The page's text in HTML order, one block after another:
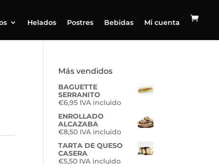
Helados Postres Bebidas Mi cuenta
Más vendidos
BAGUETTE
SERRANITO
€6,95 IVA incluido
ENROLLADO
ALCAZABA
€8,50 IVA incluido
TARTA DE QUESO
CASERA
€5,50 IVA incluido